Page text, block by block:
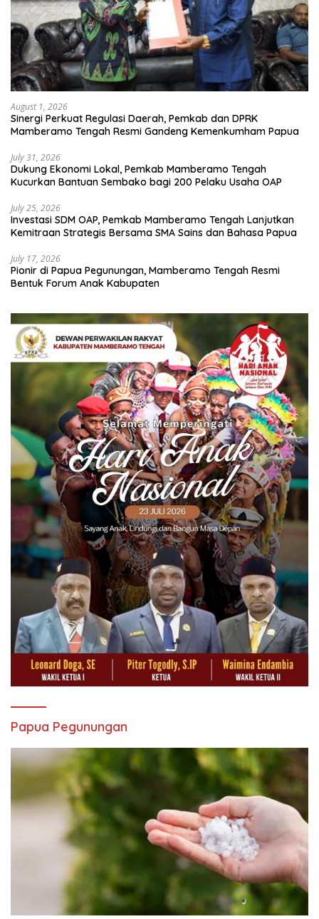
August 1, 2026
Sinergi Perkuat Regulasi Daerah, Pemkab dan DPRK
Mamberamo Tengah Resmi Gandeng Kemenkumham Papua
July 31, 2026
Dukung Ekonomi Lokal, Pemkab Mamberamo Tengah
Kucurkan Bantuan Sembako bagi 200 Pelaku Usaha OAP
July 25, 2026
Investasi SDM OAP, Pemkab Mamberamo Tengah Lanjutkan
Kemitraan Strategis Bersama SMA Sains dan Bahasa Papua
July 17, 2026
Pionir di Papua Pegunungan, Mamberamo Tengah Resmi
Bentuk Forum Anak Kabupaten
Papua Pegunungan